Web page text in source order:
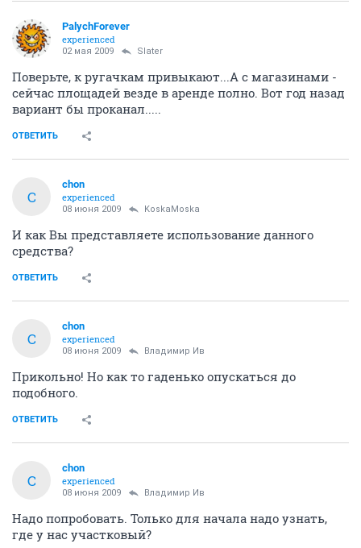
PalychForever
experienced
02 мая 2009 Slater
Поверьте, к ругачкам привыкают...А с магазинами -
сейчас площадей везде в аренде полно. Вот год назад
вариант бы проканал.....
ОТВЕТИТЬ
C
chon
experienced
08 июня 2009 KoskaMoska
И как Вы представляете использование данного
средства?
ОТВЕТИТЬ
C
chon
experienced
08 июня 2009 Владимир Ив
Прикольно! Но как то гаденько опускаться до
подобного.
ОТВЕТИТЬ
C
chon
experienced
08 июня 2009 Владимир Ив
Надо попробовать. Только для начала надо узнать,
где у нас участковый?